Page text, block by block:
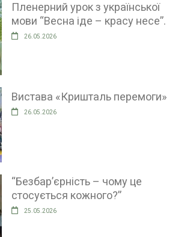
Пленерний урок з української
мови “Весна іде – красу несе”.
26.05.2026
Вистава «Кришталь перемоги»
26.05.2026
“Безбар’єрність – чому це
стосується кожного?”
25.05.2026